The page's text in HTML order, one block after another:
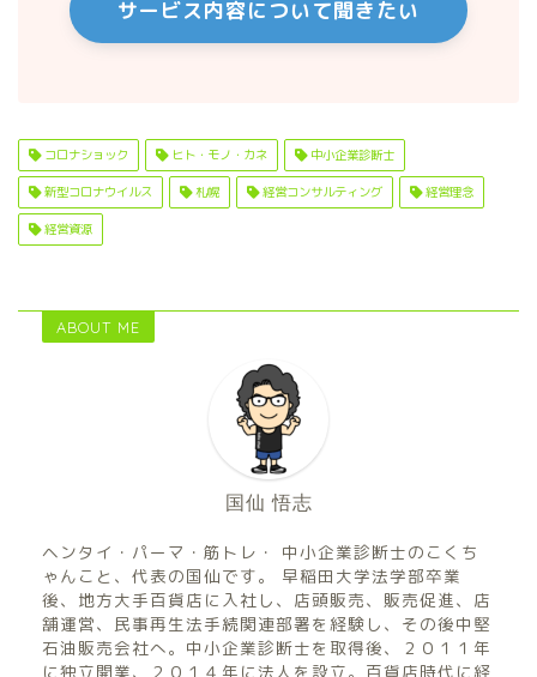
サービス内容について聞きたい
コロナショック ヒト・モノ・カネ 中小企業診断士
新型コロナウイルス 札幌 経営コンサルティング 経営理念
経営資源
ABOUT ME
国仙 悟志
ヘンタイ・パーマ・筋トレ・ 中小企業診断士のこくち
ゃんこと、代表の国仙です。 早稲田大学法学部卒業
後、地方大手百貨店に入社し、店頭販売、販売促進、店
舗運営、民事再生法手続関連部署を経験し、その後中堅
石油販売会社へ。中小企業診断士を取得後、２０１１年
に独立開業、２０１４年に法人を設立。百貨店時代に経